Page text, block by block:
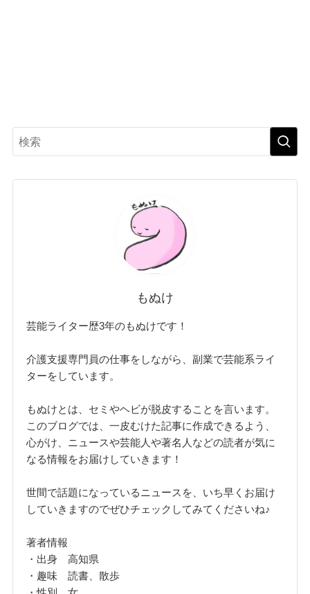
もぬけ
芸能ライター歴3年のもぬけです！
介護支援専門員の仕事をしながら、副業で芸能系ライ
ターをしています。
もぬけとは、セミやヘビが脱皮することを言います。
このブログでは、一皮むけた記事に作成できるよう、
心がけ、ニュースや芸能人や著名人などの読者が気に
なる情報をお届けしていきます！
世間で話題になっているニュースを、いち早くお届け
していきますのでぜひチェックしてみてくださいね♪
著者情報
・出身 高知県
・趣味 読書、散歩